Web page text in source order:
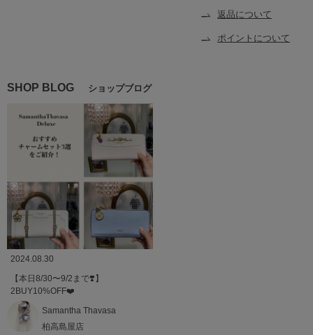
返品について
ポイントについて
SHOP BLOG ショップブログ
2024.08.30
【本日8/30〜9/2まで❣️】
2BUY10%OFF❤️
Samantha Thavasa
柏高島屋店